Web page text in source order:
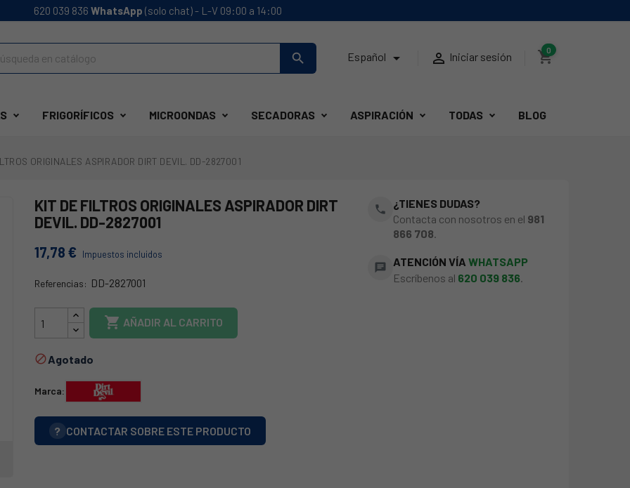
620 039 836 WhatsApp (solo chat) - L-V 09:00 a 14:00
search Español   Iniciar sesión shopping_cart
0
FRIGORÍFICOS MICROONDAS SECADORAS ASPIRACIÓN TODAS BLOG
ORIGINALES ASPIRADOR DIRT DEVIL. DD-2827001
KIT DE FILTROS ORIGINALES ASPIRADOR DIRT
DEVIL. DD-2827001
17,78 € Impuestos incluidos
Referencias: DD-2827001
DD-2827001
 AÑADIR AL CARRITO
Agotado
Marca:
? CONTACTAR SOBRE ESTE PRODUCTO
phone
¿TIENES DUDAS?
Contacta con nosotros en el 981
866 708.
chat ATENCIÓN VÍAWHATSAPP
Escríbenos al 620 039 836